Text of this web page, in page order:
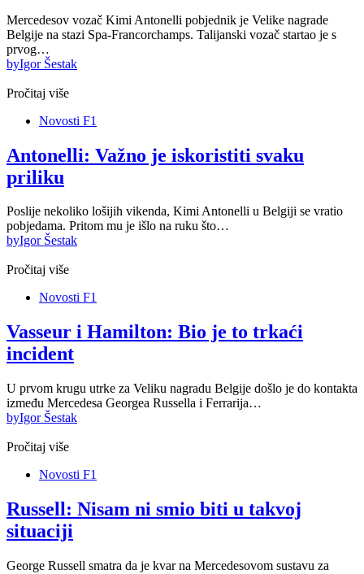
Mercedesov vozač Kimi Antonelli pobjednik je Velike nagrade
Belgije na stazi Spa-Francorchamps. Talijanski vozač startao je s
prvog…
byIgor Šestak
Pročitaj više
Novosti F1
Antonelli: Važno je iskoristiti svaku
priliku
Poslije nekoliko lošijih vikenda, Kimi Antonelli u Belgiji se vratio
pobjedama. Pritom mu je išlo na ruku što…
byIgor Šestak
Pročitaj više
Novosti F1
Vasseur i Hamilton: Bio je to trkaći
incident
U prvom krugu utrke za Veliku nagradu Belgije došlo je do kontakta
između Mercedesa Georgea Russella i Ferrarija…
byIgor Šestak
Pročitaj više
Novosti F1
Russell: Nisam ni smio biti u takvoj
situaciji
George Russell smatra da je kvar na Mercedesovom sustavu za